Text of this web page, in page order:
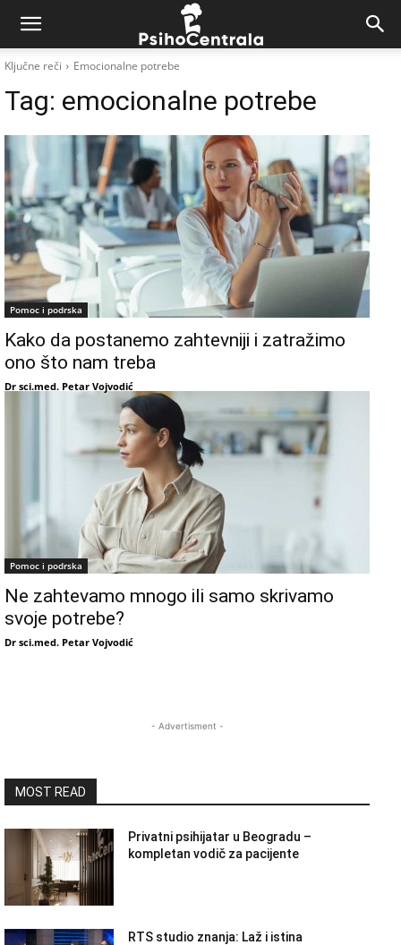
Ključne reči Emocionalne potrebe
Tag: emocionalne potrebe
Pomoc i podrska
Kako da postanemo zahtevniji i zatražimo
ono što nam treba
Dr sci.med. Petar Vojvodić
Pomoc i podrska
Ne zahtevamo mnogo ili samo skrivamo
svoje potrebe?
Dr sci.med. Petar Vojvodić
- Advertisment -
MOST READ
Privatni psihijatar u Beogradu –
kompletan vodič za pacijente
RTS studio znanja: Laž i istina